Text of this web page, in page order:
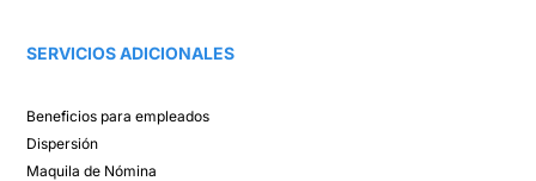
SERVICIOS ADICIONALES
Beneficios para empleados​
Dispersión​
Maquila de Nómina​